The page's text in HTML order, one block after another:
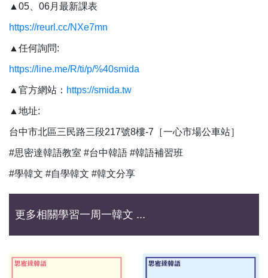
▲05、06月最新課表
https://reurl.cc/NXe7mn
▲任何詢問:
https://line.me/R/ti/p/%40smida
▲官方網站： https://smida.tw
▲地址:
台中市北區三民路三段217號8樓-7［一心市場公車站］
#思密達韓語教室 #台中韓語 #韓語補習班
#學韓文 #自學韓文 #韓文分享
更多相關學習一周一韓文 ...